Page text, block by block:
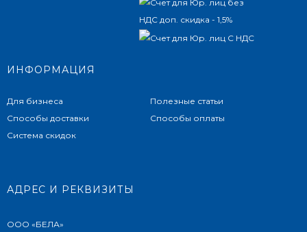
ИНФОРМАЦИЯ
Для бизнеса
Способы доставки
Система скидок
Полезные статьи
Способы оплаты
АДРЕС И РЕКВИЗИТЫ
ООО «БЕЛА»